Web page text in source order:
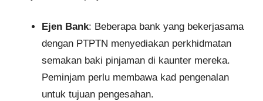
Ejen Bank: Beberapa bank yang bekerjasama
dengan PTPTN menyediakan perkhidmatan
semakan baki pinjaman di kaunter mereka.
Peminjam perlu membawa kad pengenalan
untuk tujuan pengesahan.​